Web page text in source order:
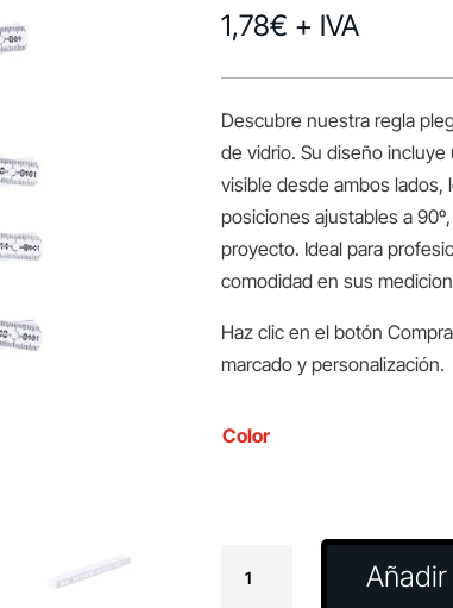
1,78€ + IVA
Descubre nuestra regla
de vidrio. Su diseño
visible desde ambos lados,
posiciones ajustables a
proyecto. Ideal para
comodidad en sus
Haz clic en el botón
marcado y personalización.
Color
Pebar